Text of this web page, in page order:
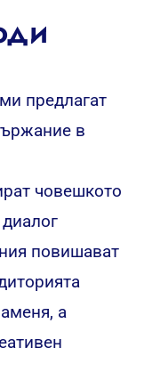
предлагат
в
човешкото
повишават
а